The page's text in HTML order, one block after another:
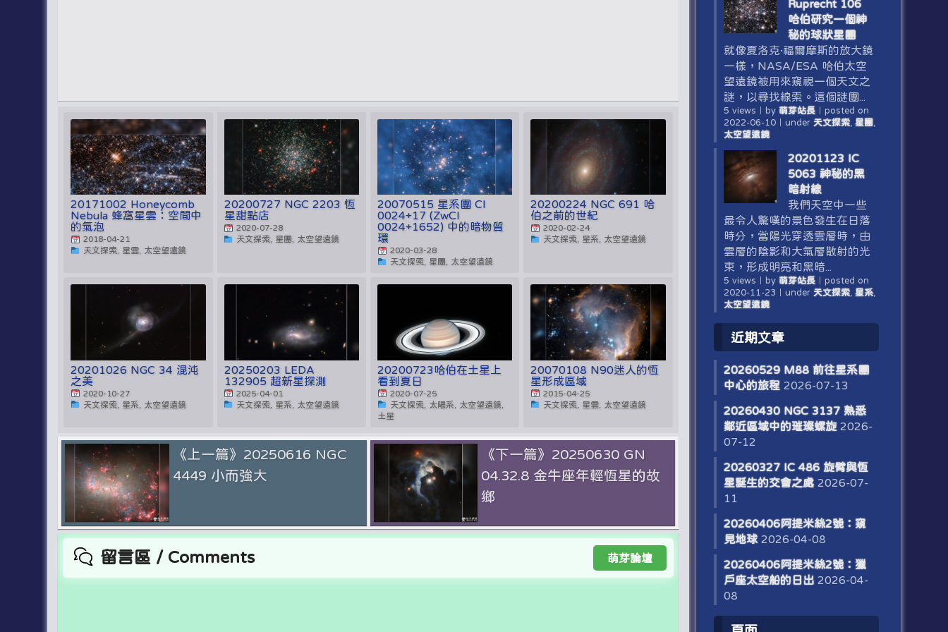
20171002 Honeycomb
Nebula 蜂窩星雲：空間中
的氣泡
2018-04-21
天文探索, 星雲, 太空望遠鏡
20200727 NGC 2203 恆
星甜點店
2020-07-28
天文探索, 星團, 太空望遠鏡
20070515 星系團 Cl
0024+17 (ZwCl
0024+1652) 中的暗物質
環
2020-03-28
天文探索, 星團, 太空望遠鏡
20200224 NGC 691 哈
伯之前的世紀
2020-02-24
天文探索, 星系, 太空望遠鏡
20201026 NGC 34 混沌
之美
2020-10-27
天文探索, 星系, 太空望遠鏡
20250203 LEDA
132905 超新星探測
2025-04-01
天文探索, 星系, 太空望遠鏡
20200723哈伯在土星上
看到夏日
2020-07-25
天文探索, 太陽系, 太空望遠鏡,
土星
20070108 N90迷人的恆
星形成區域
2015-04-25
天文探索, 星雲, 太空望遠鏡
《上一篇》20250616 NGC
4449 小而強大
《下一篇》20250630 GN
04.32.8 金牛座年輕恆星的故
鄉
留言區 / Comments 萌芽論壇
Ruprecht 106
哈伯研究一個神
秘的球狀星團
就像夏洛克·福爾摩斯的放大鏡
一樣，NASA/ESA 哈伯太空
望遠鏡被用來窺視一個天文之
謎，以尋找線索。這個謎團...
5 views by 萌芽站長｜ posted on
2022-06-10｜ under 天文探索, 星團,
太空望遠鏡
20201123 IC
5063 神秘的黑
暗射線
我們天空中一些
最令人驚嘆的景色發生在日落
時分，當陽光穿透雲層時，由
雲層的陰影和大氣層散射的光
束，形成明亮和黑暗...
5 views by 萌芽站長｜ posted on
2020-11-23
under 天文探索, 星系,
太空望遠鏡
近期文章
20260529 M88 前往星系團
中心的旅程 2026-07-13
20260430 NGC 3137 熟悉
鄰近區域中的璀璨螺旋 2026-
07-12
20260327 IC 486 旋臂與恆
星誕生的交會之處 2026-07-
11
20260406阿提米絲2號：窺
見地球 2026-04-08
20260406阿提米絲2號：獵
戶座太空船的日出 2026-04-
08